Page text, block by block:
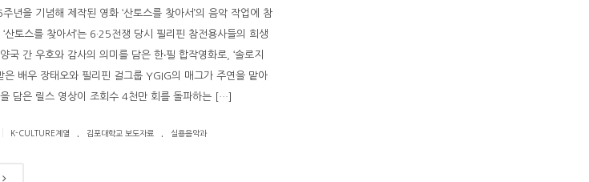
년을 기념해 제작된 영화 ‘산토스를 찾아서’의 음악 작업에 참
산토스를 찾아서’는 6·25전쟁 당시 필리핀 참전용사들의 희생
국 간 우호와 감사의 의미를 담은 한‧필 합작영화로, ‘솔로지
은 배우 장태오와 필리핀 걸그룹 YGIG의 매그가 주연을 맡아
담은 릴스 영상이 조회수 4천만 회를 돌파하는 […]
K-CULTURE계열 김포대학교 보도자료 실용음악과